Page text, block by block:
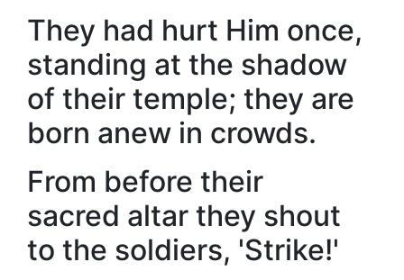
They had hurt Him once,
standing at the shadow
of their temple; they are
born anew in crowds.
From before their
sacred altar they shout
to the soldiers, 'Strike!'